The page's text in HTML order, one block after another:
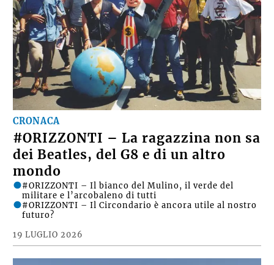
CRONACA
#ORIZZONTI – La ragazzina non sa
dei Beatles, del G8 e di un altro
mondo
19 LUGLIO 2026
#ORIZZONTI – Il bianco del Mulino, il verde del
militare e l’arcobaleno di tutti
#ORIZZONTI – Il Circondario è ancora utile al nostro
futuro?